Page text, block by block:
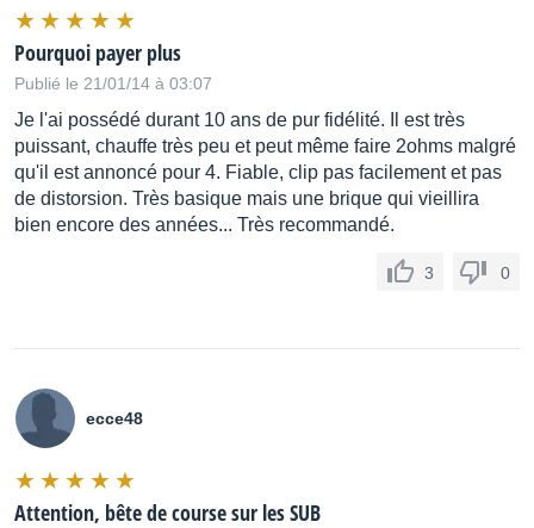
Pourquoi payer plus
Publié le 21/01/14 à 03:07
Je l'ai possédé durant 10 ans de pur fidélité. Il est très
puissant, chauffe très peu et peut même faire 2ohms malgré
qu'il est annoncé pour 4. Fiable, clip pas facilement et pas
de distorsion. Très basique mais une brique qui vieillira
bien encore des années... Très recommandé.
3 0
ecce48
Attention, bête de course sur les SUB